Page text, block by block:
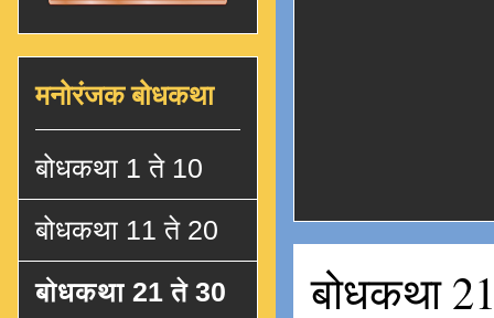
बोधकथा
मनोरंजक बोधकथा
बोधकथा 1 ते 10
बोधकथा 11 ते 20
बोधकथा 21 ते 30